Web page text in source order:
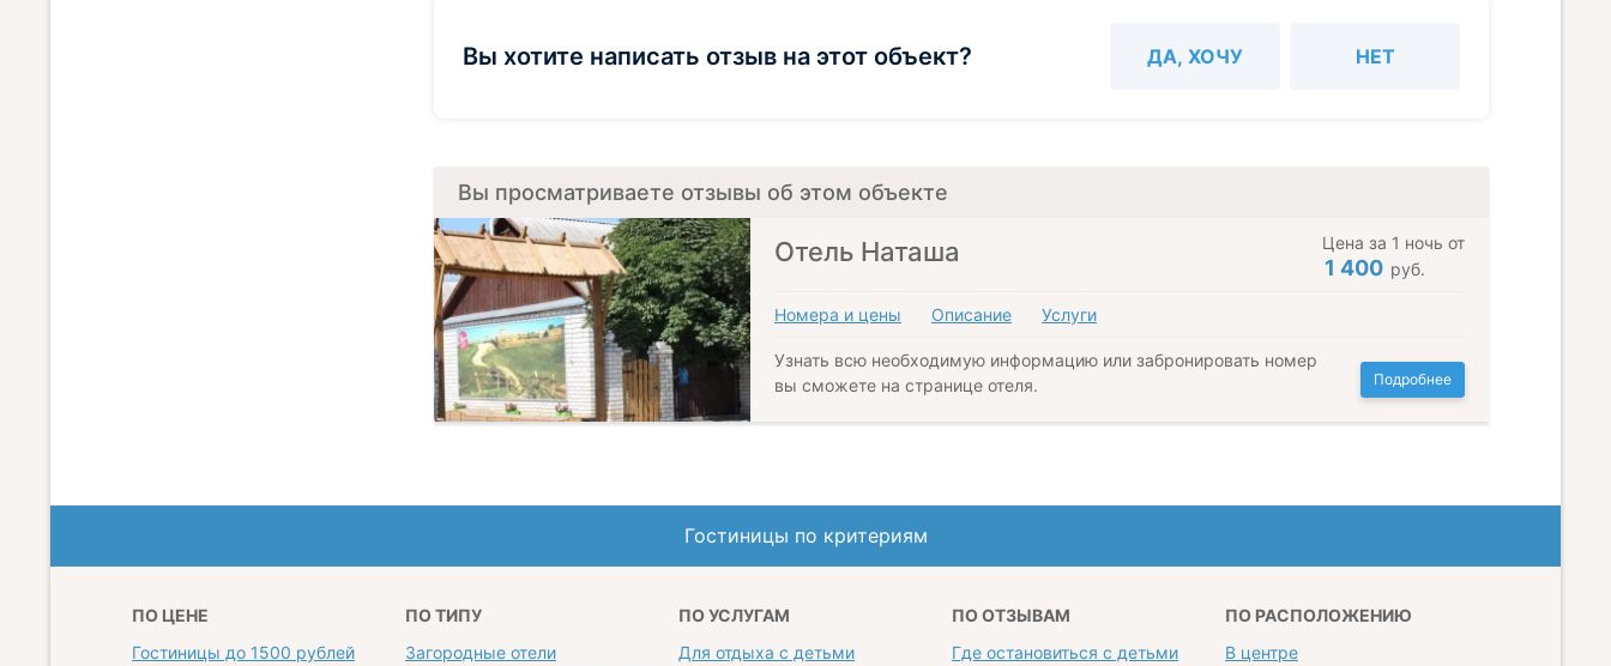
Вы хотите написать отзыв на этот объект? ДА, ХОЧУ НЕТ
Вы просматриваете отзывы об этом объекте
Цена за 1 ночь от
1 400 руб.
Отель Наташа
Номера и цены Описание Услуги
Узнать всю необходимую информацию или забронировать номер
вы сможете на странице отеля.
Подробнее
Гостиницы по критериям
ПО ЦЕНЕ
Гостиницы до 1500 рублей
ПО ТИПУ
Загородные отели
ПО УСЛУГАМ
Для отдыха с детьми
ПО ОТЗЫВАМ
Где остановиться с детьми
ПО РАСПОЛОЖЕНИЮ
В центре